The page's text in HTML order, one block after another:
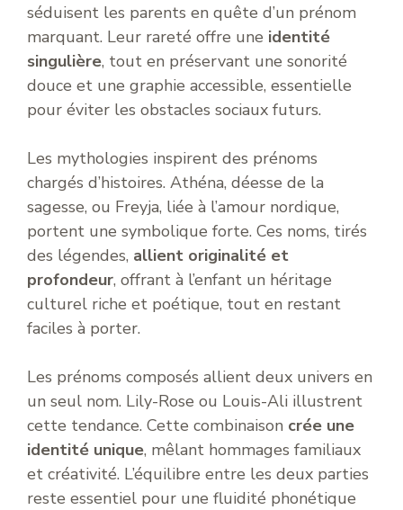
séduisent les parents en quête d’un prénom
marquant. Leur rareté offre une identité
singulière, tout en préservant une sonorité
douce et une graphie accessible, essentielle
pour éviter les obstacles sociaux futurs.
Les mythologies inspirent des prénoms
chargés d’histoires. Athéna, déesse de la
sagesse, ou Freyja, liée à l’amour nordique,
portent une symbolique forte. Ces noms, tirés
des légendes, allient originalité et
profondeur, offrant à l’enfant un héritage
culturel riche et poétique, tout en restant
faciles à porter.
Les prénoms composés allient deux univers en
un seul nom. Lily-Rose ou Louis-Ali illustrent
cette tendance. Cette combinaison crée une
identité unique, mêlant hommages familiaux
et créativité. L’équilibre entre les deux parties
reste essentiel pour une fluidité phonétique